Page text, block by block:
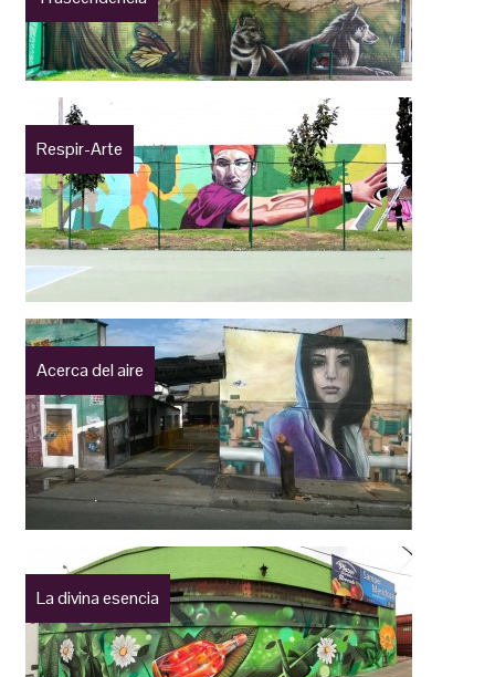
Respir-Arte
Acerca del aire
La divina esencia